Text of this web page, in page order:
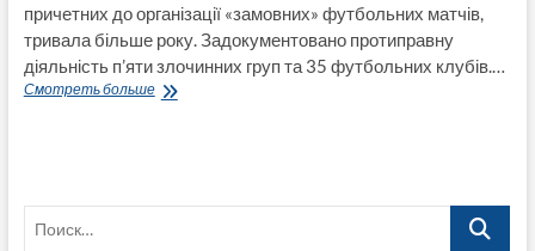
причетних до організації «замовних» футбольних матчів,
тривала більше року. Задокументовано протиправну
діяльність п’яти злочинних груп та 35 футбольних клубів.…
Смотреть большеСпецоперація
Поиск…